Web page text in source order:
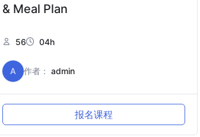
& Meal Plan
56 04h
A 作者： admin
报名课程